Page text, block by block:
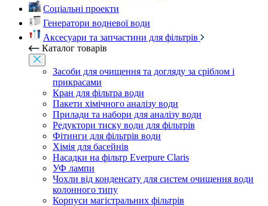
Соціальні проекти
Генератори водневої води
Аксесуари та запчастини для фільтрів
Каталог товарів
Засоби для очищення та догляду за сріблом і
прикрасами
Кран для фільтра води
Пакети хімічного аналізу води
Прилади та набори для аналізу води
Редуктори тиску води для фільтрів
Фітинги для фільтрів води
Хімія для басейнів
Насадки на фільтр Everpure Claris
УФ лампи
Чохли від конденсату для систем очищення води
колонного типу
Корпуси магістральних фільтрів